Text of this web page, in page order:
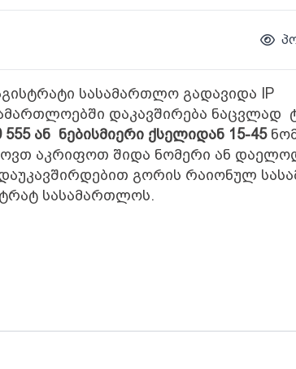
სასამართლო გადავიდა
IP
დაკავშირება ნაცვლად
555 ან ნებისმიერი ქსელიდან 15-45
აკრიფოთ შიდა ნომერი ან
გორის რაიონულ
სასამართლოს.